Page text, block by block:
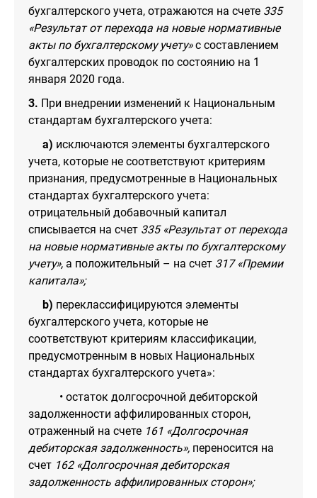
бухгалтерского учета, отражаются на счете 335
«Результат от перехода на новые нормативные
акты по бухгалтерскому учету»с составлением
бухгалтерских проводок по состоянию на 1
января 2020 года.
3. При внедрении изменений к Национальным
стандартам бухгалтерского учета:
a) исключаются элементы бухгалтерского
учета, которые не соответствуют критериям
признания, предусмотренные в Национальных
стандартах бухгалтерского учета:
отрицательный добавочный капитал
списывается на счет 335 «Результат от перехода
на новые нормативные акты по бухгалтерскому
учету», а положительный – на счет 317 «Премии
капитала»;
b) переклассифицируются элементы
бухгалтерского учета, которые не
соответствуют критериям классификации,
предусмотренным в новых Национальных
стандартах бухгалтерского учета»:
• остаток долгосрочной дебиторской
задолженности аффилированных сторон,
отраженный на счете 161 «Долгосрочная
дебиторская задолженность», переносится на
счет 162 «Долгосрочная дебиторская
задолженность аффилированных сторон»;